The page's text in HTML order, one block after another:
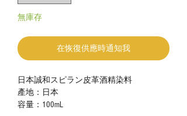
無庫存
在恢復供應時通知我
日本誠和スピラン皮革酒精染料
產地：日本
容量：100mL